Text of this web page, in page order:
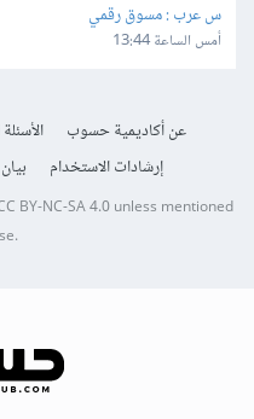
س عرب : مسوق رقمي
أمس الساعة 13:44
عن أكاديمية حسوب
إرشادات الاستخدام
BY-NC-SA 4.0unless mentioned